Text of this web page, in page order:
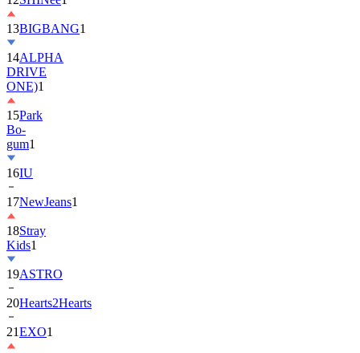
13BIGBANG1
14ALPHA
DRIVE
ONE)1
15Park
Bo-
gum1
16IU
17NewJeans1
18Stray
Kids1
19ASTRO
20Hearts2Hearts
21EXO1